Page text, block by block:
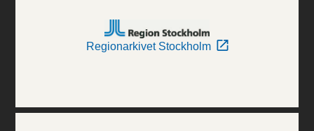
Regionarkivet Stockholm